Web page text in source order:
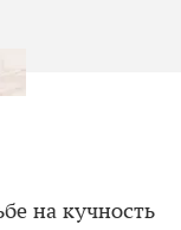
на кучность